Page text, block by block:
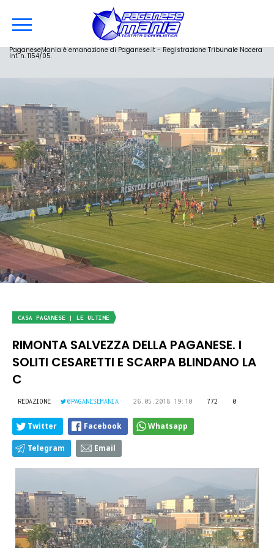
PaganeseMania è emanazione di Paganese.it - Registrazione Tribunale Nocera
Inf. n. 1154/05.
CASA PAGANESE | LE ULTIME
RIMONTA SALVEZZA DELLA PAGANESE. I
SOLITI CESARETTI E SCARPA BLINDANO LA
C
REDAZIONE @PAGANESEMANIA 26.05.2018 19:10 772 0
Twitter Facebook Whatsapp
Telegram Email